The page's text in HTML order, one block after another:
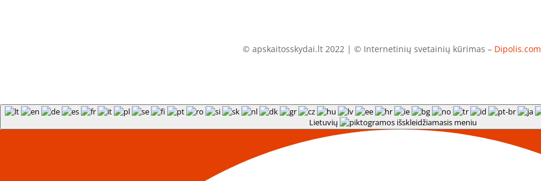
© apskaitosskydai.lt 2022 | © Internetinių svetainių kūrimas – Dipolis.com
Lietuvių